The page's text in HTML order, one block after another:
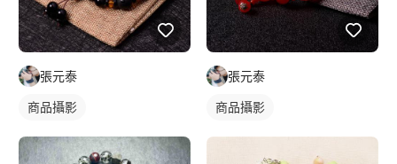
張元泰
商品攝影
張元泰
商品攝影